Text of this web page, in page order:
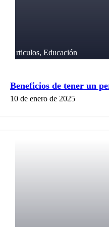
Articulos, Educación
Beneficios de tener un
10 de enero de 2025